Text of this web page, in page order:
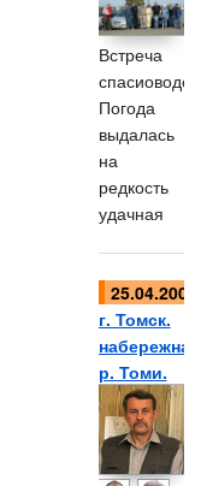
Встреча
спасиоводов
Погода
выдалась
на
редкость
удачная
25.04.2006
г. Томск.
набережная
р. Томи.